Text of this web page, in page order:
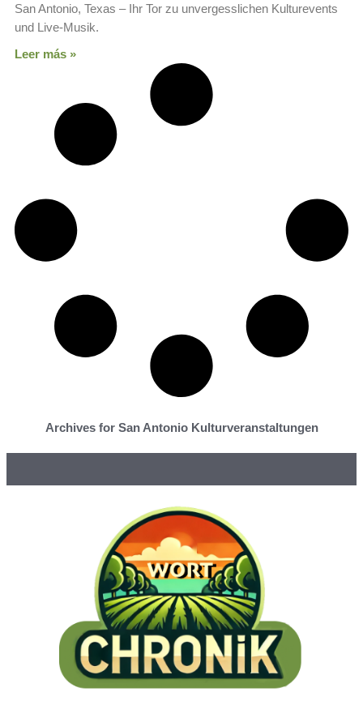
San Antonio, Texas – Ihr Tor zu unvergesslichen Kulturevents
und Live-Musik.
Leer más »
Archives for San Antonio Kulturveranstaltungen